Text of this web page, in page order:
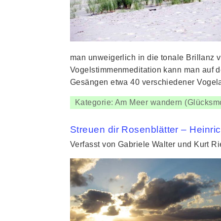
man unweigerlich in die tonale Brillanz
Vogelstimmenmeditation kann man auf
Gesängen etwa 40 verschiedener
Kategorie: Am Meer wandern
Streuen dir Rosenblätter –
Verfasst von Gabriele Walter und Kurt